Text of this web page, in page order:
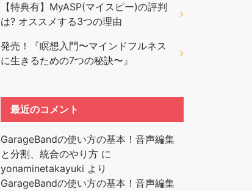
【特典有】MyASP(マイスピー)の評判
は? オススメする3つの理由
発売！『瞑想入門〜マインドフルネス
に生きるための7つの秘訣〜』
最近のコメント
GarageBandの使い方の基本！音声編集
と分割、統合のやり方 に
yonaminetakayuki より
GarageBandの使い方の基本！音声編集